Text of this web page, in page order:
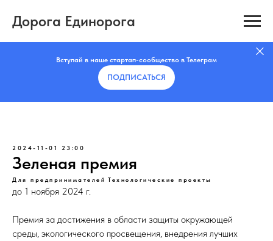
Дорога Единорога
Вступай в наше стартап-сообщество в Телеграм
ПОДПИСАТЬCЯ
2024-11-01 23:00
Зеленая премия
Для предпринимателей Технологические проекты
до 1 ноября 2024 г.
Премия за достижения в области защиты окружающей
среды, экологического просвещения, внедрения лучших